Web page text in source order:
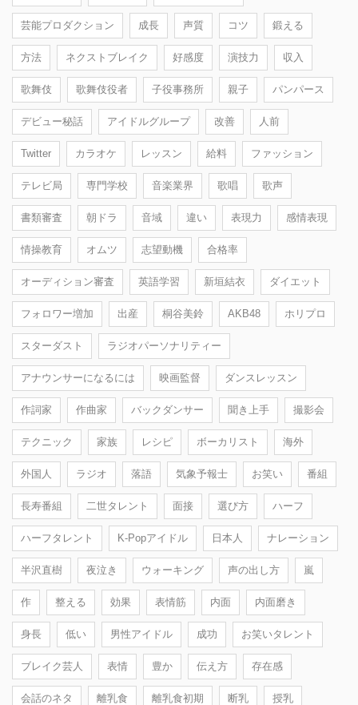
芸能プロダクション 成長 声質 コツ 鍛える
方法 ネクストブレイク 好感度 演技力 収入
歌舞伎 歌舞伎役者 子役事務所 親子 パンパース
デビュー秘話 アイドルグループ 改善 人前
Twitter カラオケ レッスン 給料 ファッション
テレビ局 専門学校 音楽業界 歌唱 歌声
書類審査 朝ドラ 音域 違い 表現力 感情表現
情操教育 オムツ 志望動機 合格率
オーディション審査 英語学習 新垣結衣 ダイエット
フォロワー増加 出産 桐谷美鈴 AKB48 ホリプロ
スターダスト ラジオパーソナリティー
アナウンサーになるには 映画監督 ダンスレッスン
作詞家 作曲家 バックダンサー 聞き上手 撮影会
テクニック 家族 レシピ ボーカリスト 海外
外国人 ラジオ 落語 気象予報士 お笑い 番組
長寿番組 二世タレント 面接 選び方 ハーフ
ハーフタレント K-Popアイドル 日本人 ナレーション
半沢直樹 夜泣き ウォーキング 声の出し方 嵐
作 整える 効果 表情筋 内面 内面磨き
身長 低い 男性アイドル 成功 お笑いタレント
ブレイク芸人 表情 豊か 伝え方 存在感
会話のネタ 離乳食 離乳食初期 断乳 授乳